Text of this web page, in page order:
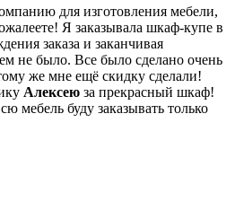
для изготовления мебели,
Я заказывала шкаф-купе в
заказа и заканчивая
не было. Все было сделано очень
же мне ещё скидку сделали!
Алексею за прекрасный шкаф!
мебель буду заказывать только